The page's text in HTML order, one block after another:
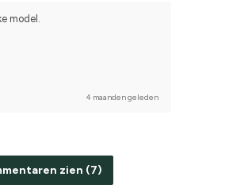
model.
4 maanden geleden
zien (7)